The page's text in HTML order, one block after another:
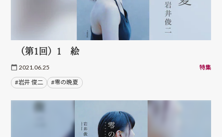
（第1回）1 絵
2021.06.25 特集
#岩井 俊二 #零の晩夏